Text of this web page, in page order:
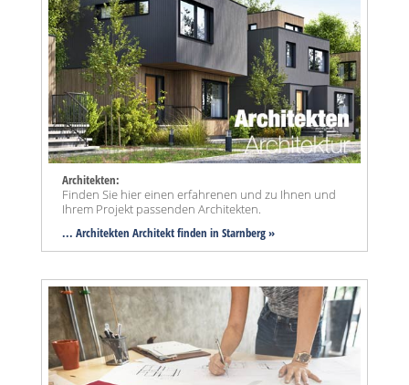
Architekten:
Finden Sie hier einen erfahrenen und zu Ihnen und
Ihrem Projekt passenden Architekten.
... Architekten Architekt finden in Starnberg »